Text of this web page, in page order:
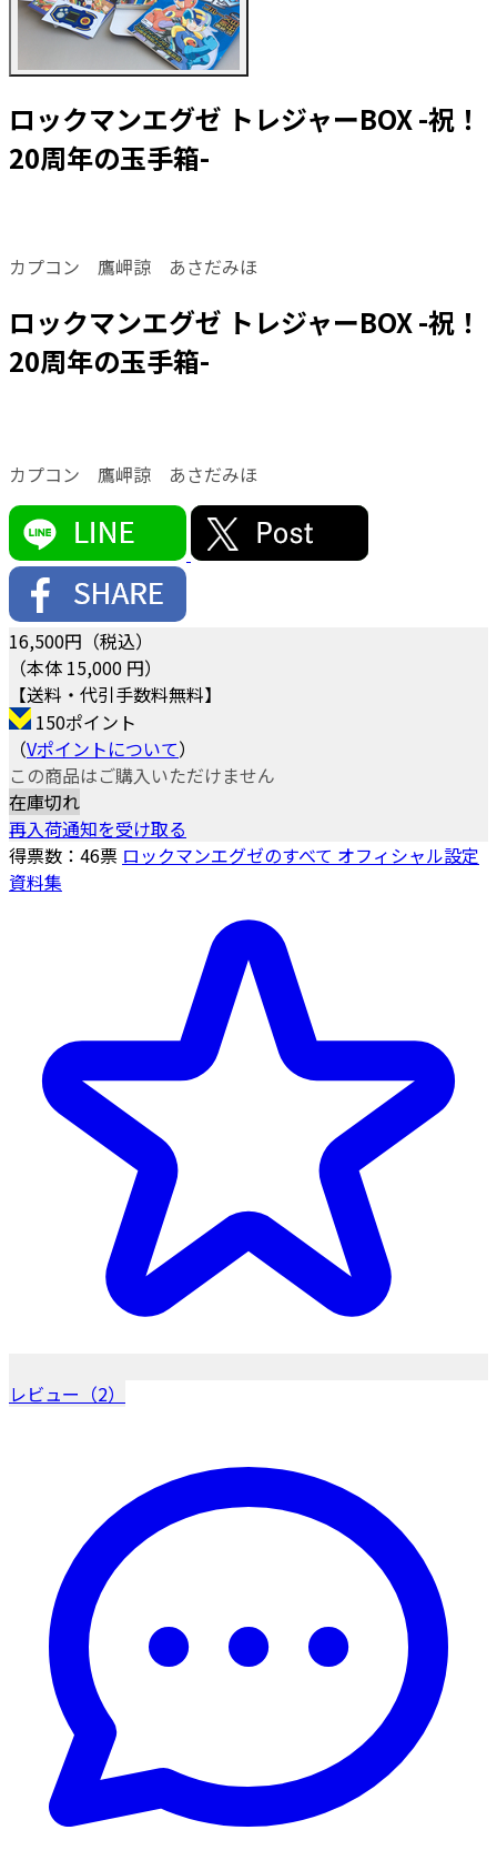
ロックマンエグゼ トレジャーBOX -祝！
20周年の玉手箱-
カプコン 鷹岬諒 あさだみほ
ロックマンエグゼ トレジャーBOX -祝！
20周年の玉手箱-
カプコン 鷹岬諒 あさだみほ
16,500円（税込）
（本体 15,000 円）
【送料・代引手数料無料】
150ポイント
（Vポイントについて）
この商品はご購入いただけません
在庫切れ
再入荷通知を受け取る
得票数： 46票 ロックマンエグゼのすべて オフィシャル設定
資料集
レビュー（2）